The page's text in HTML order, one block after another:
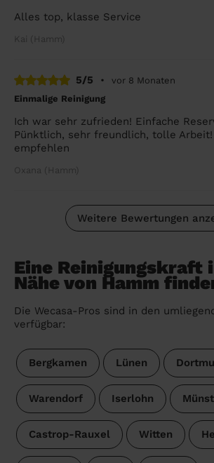
Alles top, klasse Service
Kai (Hamm)
5/5 •
vor 8 Monaten
Einmalige Reinigung
Ich war sehr zufrieden! Einfache
Pünktlich, sehr freundlich, tolle
empfehlen
Oxana (Hamm)
Weitere Bewertungen
Eine Reinigungskraft
Nähe von Hamm
Die Wecasa-Pros sind in den
verfügbar:
Bergkamen Lünen
Warendorf Iserlohn
Castrop-Rauxel Witten